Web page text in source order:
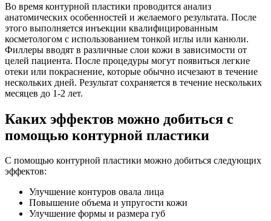
Во время контурной пластики проводится анализ
анатомических особенностей и желаемого результата. После
этого выполняется инъекции квалифицированным
косметологом с использованием тонкой иглы или канюли.
Филлеры вводят в различные слои кожи в зависимости от
целей пациента. После процедуры могут появиться легкие
отеки или покраснение, которые обычно исчезают в течение
нескольких дней. Результат сохраняется в течение нескольких
месяцев до 1-2 лет.
Каких эффектов можно добиться с
помощью контурной пластики
С помощью контурной пластики можно добиться следующих
эффектов:
Улучшение контуров овала лица
Повышение объема и упругости кожи
Улучшение формы и размера губ